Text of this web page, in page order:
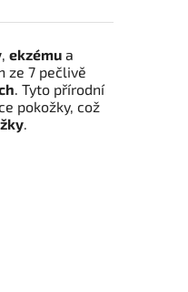
ekzému a
ze 7 pečlivě
. Tyto přírodní
pokožky, což